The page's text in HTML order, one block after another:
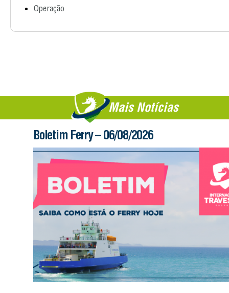
Operação
Mais Notícias
Boletim Ferry – 06/08/2026